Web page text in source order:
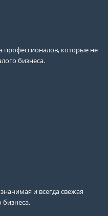
профессионалов, которые не
бизнеса.
и всегда свежая